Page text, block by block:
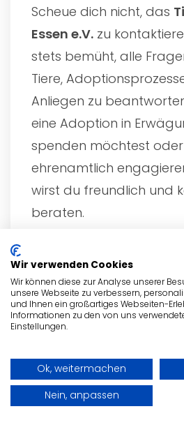
Scheue dich nicht, das
Essen e.V. zu
stets bemüht, alle
Tiere,
Anliegen zu
eine Adoption in
spenden möchtest
ehrenamtlich
wirst du freundlich und
beraten.
Der Weg zu uns
Wir verwenden Cookies
Wir können diese zur Analyse unserer
unsere Webseite zu verbessern,
und Ihnen ein großartiges Webseiten-
Informationen zu den von uns
Einstellungen.
Ok, weitermachen
Nein, anpassen